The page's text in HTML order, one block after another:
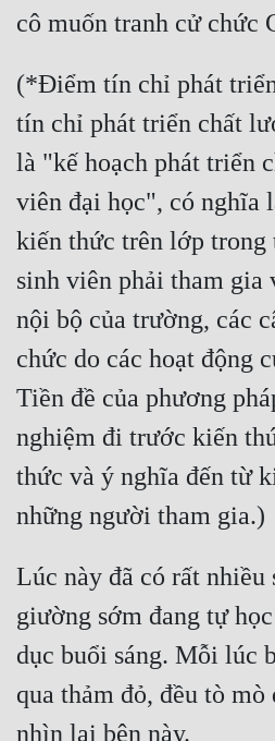
Xuyên Nhanh
Xuyên Sách
Đô Thị
Đông Phương
Đông Phương Huyền Huyễn
Đồng Nhân
Cẩu Đạo Trường Sinh
Ngự Thú
Truyện Nam
Truyện Nữ
Vô Địch Lưu
Xây Dựng Thế Lực
cô muốn tranh cử chức
(*Điểm tín chỉ phát
tín chỉ phát triển chất
là "kế hoạch phát triển
viên đại học", có nghĩa
kiến ​​thức trên lớp trong
sinh viên phải tham gia
nội bộ của trường, các
chức do các hoạt động
Tiền đề của phương
nghiệm đi trước kiến
thức và ý nghĩa đến từ
những người tham gia.)
Lúc này đã có rất
giường sớm đang tự
dục buổi sáng. Mỗi lúc
qua thảm đỏ, đều tò mò
nhìn lại bên này.